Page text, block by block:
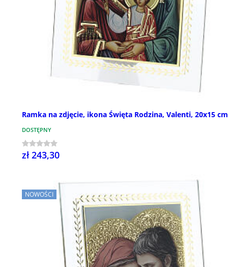
Ramka na zdjęcie, ikona Święta Rodzina, Valenti, 20x15 cm
DOSTĘPNY
zł 243,30
NOWOŚCI